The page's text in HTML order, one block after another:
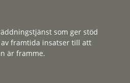
som ger stöd
framtida insatser till att
är framme.